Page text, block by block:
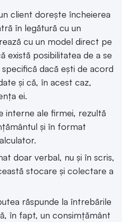
client dorește încheierea
în legătură cu un
cu un model direct pe
există posibilitatea de a se
dacă ești de acord
și că, în acest caz,
ei.
interne ale firmei, rezultă
și în format
doar verbal, nu și în scris,
stocare și colectare a
răspunde la întrebările
în fapt, un consimțământ